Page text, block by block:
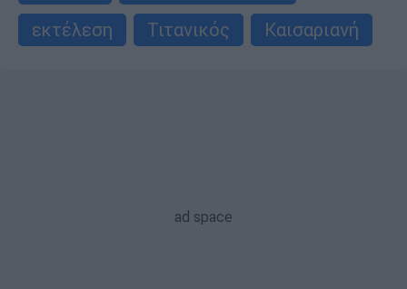
εκτέλεση
Τιτανικός Καισαριανή